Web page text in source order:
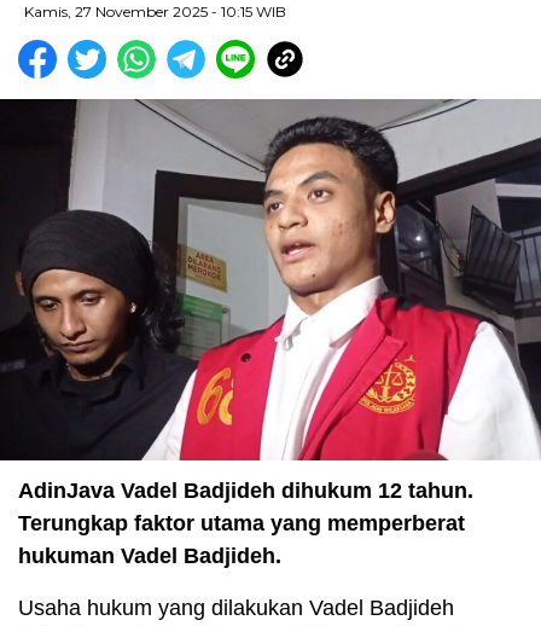
Kamis, 27 November 2025 - 10:15 WIB
AdinJava Vadel Badjideh dihukum 12 tahun.
Terungkap faktor utama yang memperberat
hukuman Vadel Badjideh.
Usaha hukum yang dilakukan Vadel Badjideh